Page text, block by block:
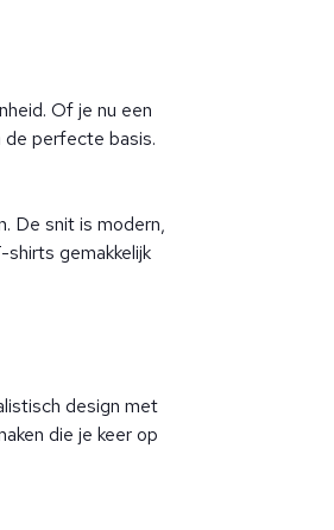
Of je nu een
de perfecte basis.
De snit is modern,
gemakkelijk
design met
die je keer op